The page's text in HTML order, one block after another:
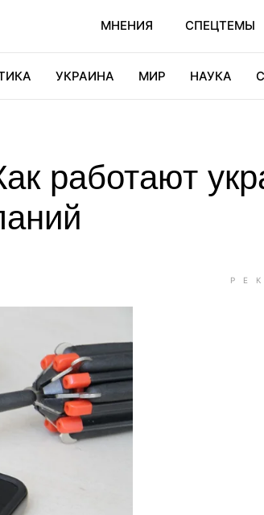
МНЕНИЯ СПЕЦТЕМЫ
УКРАИНА МИР НАУКА
работают